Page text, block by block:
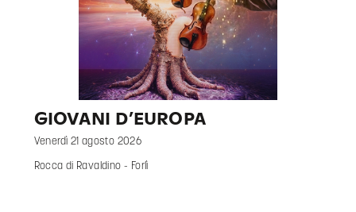
GIOVANI D’EUROPA
Venerdì 21 agosto 2026
Rocca di Ravaldino - Forlì